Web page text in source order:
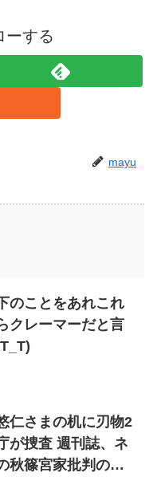
ーする
mayu
のことをあれこれ
クレーマーだと言
仁さまの机に刃物2
が捜査 週刊誌、ネ
秋篠宮家批判の影